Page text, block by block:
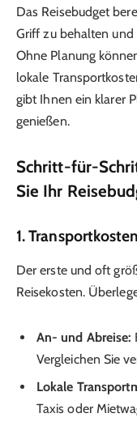
Das Reisebudget
Griff zu behalten
Ohne Planung
lokale
gibt Ihnen ein klarer
genießen.
Schritt-für-
Sie Ihr
1.
Der erste und oft
Reisekosten.
An- und Abreise:
Vergleichen Sie
Lokale
Taxis oder